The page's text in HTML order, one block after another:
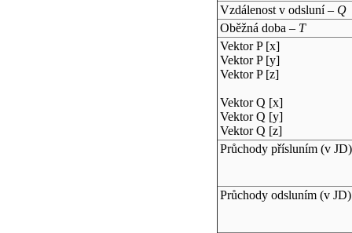
Vzdálenost v odsluní – Q
Oběžná doba – T
Vektor P [x]
Vektor P [y]
Vektor P [z]
Vektor Q [x]
Vektor Q [y]
Vektor Q [z]
Průchody přísluním (v JD)
Průchody odsluním (v JD)